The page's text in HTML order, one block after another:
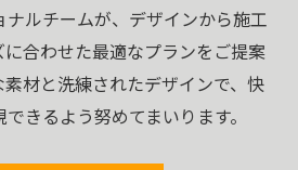
ルチームが、デザインから施工
に合わせた最適なプランをご提案
材と洗練されたデザインで、快
きるよう努めてまいります。